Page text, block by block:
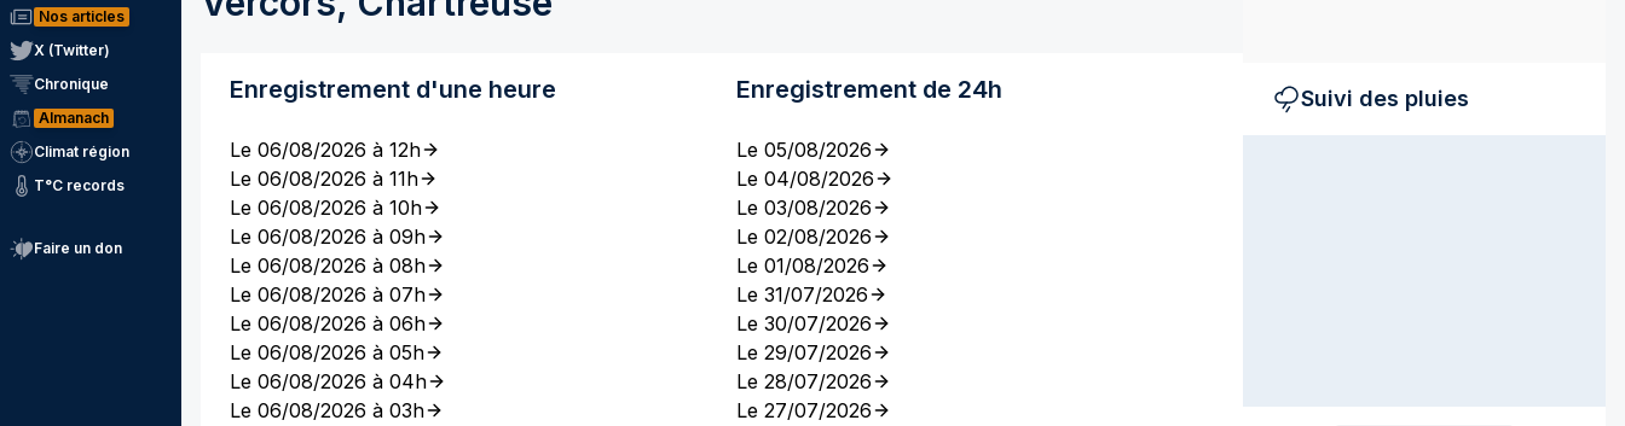
Nos articles
X (Twitter)
Chronique
Almanach
Climat région
T°C records
Faire un don
Enregistrement d'une heure
Le 06/08/2026 à 12h
Le 06/08/2026 à 11h
Le 06/08/2026 à 10h
Le 06/08/2026 à 09h
Le 06/08/2026 à 08h
Le 06/08/2026 à 07h
Le 06/08/2026 à 06h
Le 06/08/2026 à 05h
Le 06/08/2026 à 04h
Le 06/08/2026 à 03h
Enregistrement de 24h
Le 05/08/2026
Le 04/08/2026
Le 03/08/2026
Le 02/08/2026
Le 01/08/2026
Le 31/07/2026
Le 30/07/2026
Le 29/07/2026
Le 28/07/2026
Le 27/07/2026
Suivi des pluies